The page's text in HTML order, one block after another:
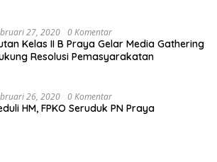
27, 2020 0 Komentar
Kelas II B Praya Gelar Media Gathering
Resolusi Pemasyarakatan
26, 2020 0 Komentar
HM, FPKO Seruduk PN Praya